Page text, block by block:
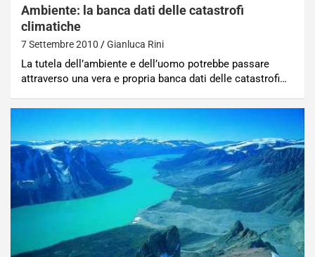
Ambiente: la banca dati delle catastrofi
climatiche
7 Settembre 2010 Gianluca Rini
La tutela dell’ambiente e dell’uomo potrebbe passare
attraverso una vera e propria banca dati delle catastrofi…